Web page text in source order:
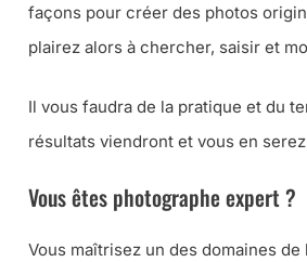
façons pour créer des photos
plairez alors à chercher, saisir et
Il vous faudra de la pratique et du
résultats viendront et vous en
Vous êtes photographe expert ?
Vous maîtrisez un des domaines de